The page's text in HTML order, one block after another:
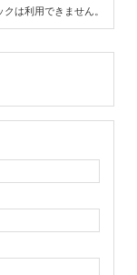
クは利用できません。